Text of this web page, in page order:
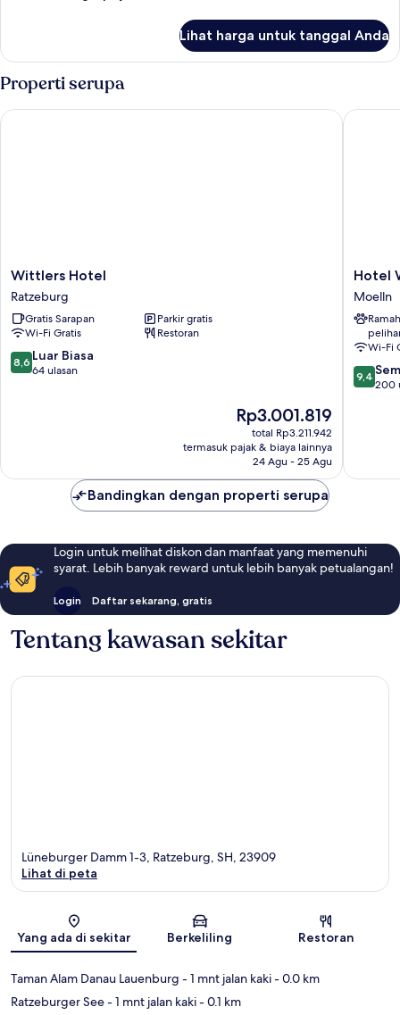
Kamar
Klasik,
Tempat
Lihat harga untuk tanggal Anda
Properti serupa
Wittlers
Hotel
Ratzeburg
Wittlers Hotel
Ratzeburg
Gratis Sarapan
Parkir gratis
Wi-Fi Gratis
Restoran
8.6
dari
8,6 Luar Biasa
64 ulasan
Harga
sekarang
Rp3.001.819
Rp3.001.819
total Rp3.211.942
termasuk pajak & biaya lainnya
24 Agu - 25 Agu
Wittlers Hotel
Hotel
Moelln
Hotel
Moelln
Wi-Fi
9.4
dari
9,4
200
Hotel
Bandingkan dengan properti serupa
Login untuk melihat diskon dan manfaat yang memenuhi
syarat. Lebih banyak reward untuk lebih banyak petualangan!
Login Daftar sekarang, gratis
Tentang kawasan sekitar
Peta
Lüneburger Damm 1-3, Ratzeburg, SH, 23909
Lihat di peta
Yang ada di sekitar Berkeliling Restoran
Taman Alam Danau Lauenburg - 1 mnt jalan kaki- 0.0 km
Ratzeburger See- 1 mnt jalan kaki- 0.1 km